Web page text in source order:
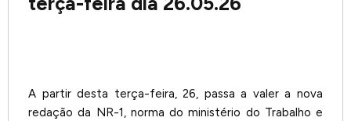
A partir desta terça-feira, 26, passa a valer a nova
redação da NR-1, norma do ministério do Trabalho e